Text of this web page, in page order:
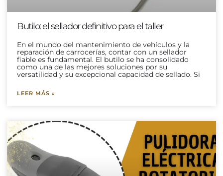
Butilo: el sellador definitivo para el taller
En el mundo del mantenimiento de vehículos y la
reparación de carrocerías, contar con un sellador
fiable es fundamental. El butilo se ha consolidado
como una de las mejores soluciones por su
versatilidad y su excepcional capacidad de sellado. Si
LEER MÁS »